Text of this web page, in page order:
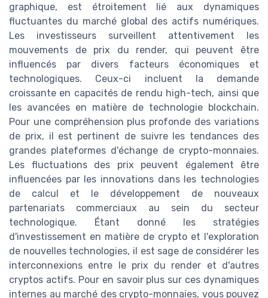
graphique, est étroitement lié aux dynamiques
fluctuantes du marché global des actifs numériques.
Les investisseurs surveillent attentivement les
mouvements de prix du render, qui peuvent être
influencés par divers facteurs économiques et
technologiques. Ceux-ci incluent la demande
croissante en capacités de rendu high-tech, ainsi que
les avancées en matière de technologie blockchain.
Pour une compréhension plus profonde des variations
de prix, il est pertinent de suivre les tendances des
grandes plateformes d'échange de crypto-monnaies.
Les fluctuations des prix peuvent également être
influencées par les innovations dans les technologies
de calcul et le développement de nouveaux
partenariats commerciaux au sein du secteur
technologique. Étant donné les stratégies
d'investissement en matière de crypto et l'exploration
de nouvelles technologies, il est sage de considérer les
interconnexions entre le prix du render et d'autres
cryptos actifs. Pour en savoir plus sur ces dynamiques
internes au marché des crypto-monnaies, vous pouvez